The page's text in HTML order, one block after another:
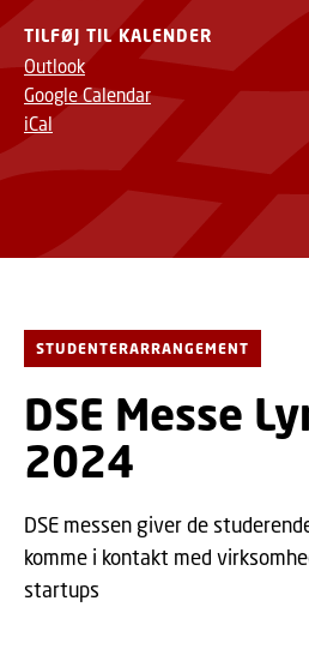
TILFØJ TIL KALENDER
Outlook
Google Calendar
iCal
STUDENTERARRANGEMENT
DSE Messe
2024
DSE messen giver de
komme i kontakt med
startups